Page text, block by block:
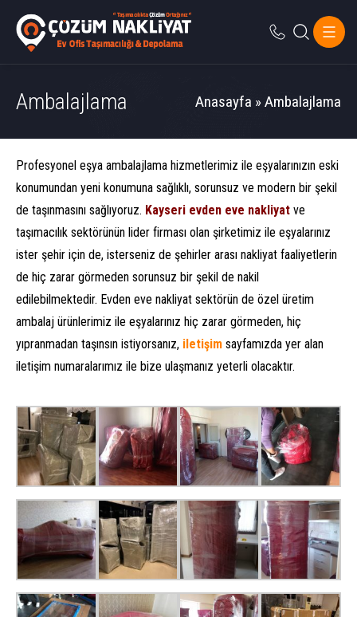
Ambalajlama Anasayfa »Ambalajlama
Profesyonel eşya ambalajlama hizmetlerimiz ile eşyalarınızın eski
konumundan yeni konumuna sağlıklı, sorunsuz ve modern bir şekil
de taşınmasını sağlıyoruz. Kayseri evden eve nakliyat ve
taşımacılık sektörünün lider firması olan şirketimiz ile eşyalarınız
ister şehir için de, isterseniz de şehirler arası nakliyat faaliyetlerin
de hiç zarar görmeden sorunsuz bir şekil de nakil
edilebilmektedir. Evden eve nakliyat sektörün de özel üretim
ambalaj ürünlerimiz ile eşyalarınız hiç zarar görmeden, hiç
yıpranmadan taşınsın istiyorsanız, iletişim sayfamızda yer alan
iletişim numaralarımız ile bize ulaşmanız yeterli olacaktır.